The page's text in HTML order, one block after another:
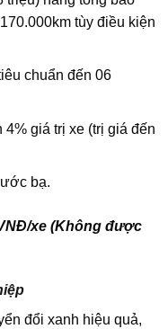
tùy điều kiện
chuẩn đến 06
giá trị xe (trị giá đến
bạ.
xe (Không được
đổi xanh hiệu quả,